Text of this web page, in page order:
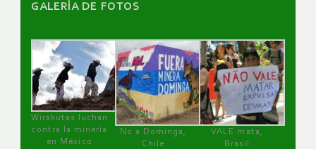
GALERÌA DE FOTOS
Wirakutas luchan
contra la minería
en México
No a Dominga,
Chile
VALE mata,
Brasil